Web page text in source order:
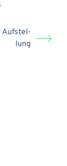
Aufstel­
lung